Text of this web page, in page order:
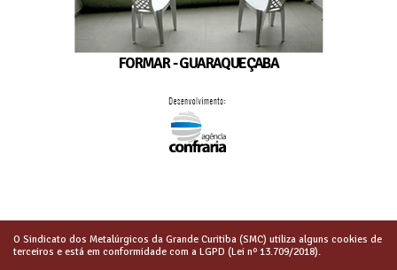
FORMAR - GUARAQUEÇABA
O Sindicato dos Metalúrgicos da Grande Curitiba (SMC) utiliza alguns cookies de
terceiros e está em conformidade com a LGPD (Lei nº 13.709/2018).